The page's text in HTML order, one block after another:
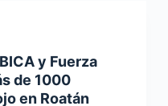
y Fuerza
de 1000
en Roatán